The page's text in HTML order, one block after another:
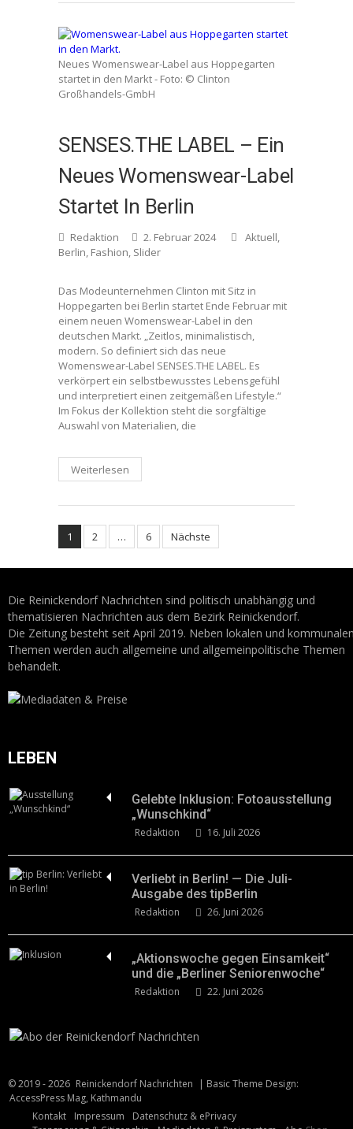
Neues Womenswear-Label aus Hoppegarten
startet in den Markt - Foto: © Clinton
Großhandels-GmbH
SENSES.THE LABEL – Ein
Neues Womenswear-Label
Startet In Berlin
Redaktion 2. Februar 2024 Aktuell,
Berlin, Fashion, Slider
Das Modeunternehmen Clinton mit Sitz in
Hoppegarten bei Berlin startet Ende Februar mit
einem neuen Womenswear-Label in den
deutschen Markt. „Zeitlos, minimalistisch,
modern. So definiert sich das neue
Womenswear-Label SENSES.THE LABEL. Es
verkörpert ein selbstbewusstes Lebensgefühl
und interpretiert einen zeitgemäßen Lifestyle.“
Im Fokus der Kollektion steht die sorgfältige
Auswahl von Materialien, die
Weiterlesen
der
Beiträge
1 2 … 6 Nächste
Die Reinickendorf Nachrichten sind politisch unabhängig und
thematisieren Nachrichten aus dem Bezirk Reinickendorf.
Die Zeitung besteht seit April 2019. Neben lokalen und
Themen werden auch allgemeine und allgemeinpolitische Themen
behandelt.
LEBEN
Gelebte Inklusion: Fotoausstellung
„Wunschkind“
Redaktion 16. Juli 2026
Verliebt in Berlin! — Die Juli-
Ausgabe des tipBerlin
Redaktion 26. Juni 2026
„Aktionswoche gegen Einsamkeit“
und die „Berliner Seniorenwoche“
Redaktion 22. Juni 2026
© 2019 - 2026 Reinickendorf Nachrichten
| Basic Theme Design:
AccessPress Mag, Kathmandu
Kontakt
Impressum
Datenschutz & ePrivacy